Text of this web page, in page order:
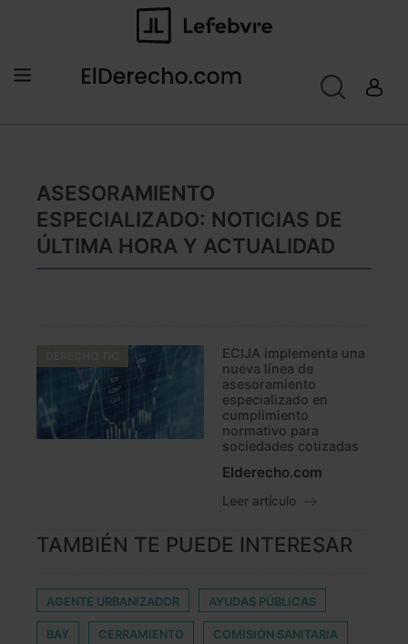
ASESORAMIENTO
ESPECIALIZADO: NOTICIAS DE
ÚLTIMA HORA Y ACTUALIDAD
ECIJA implementa una
nueva línea de
asesoramiento
especializado en
cumplimiento
normativo para
sociedades cotizadas
Elderecho.com
Leer artículo
TAMBIÉN TE PUEDE INTERESAR
AGENTE URBANIZADOR AYUDAS PÚBLICAS
BAY CERRAMIENTO COMISIÓN SANITARIA